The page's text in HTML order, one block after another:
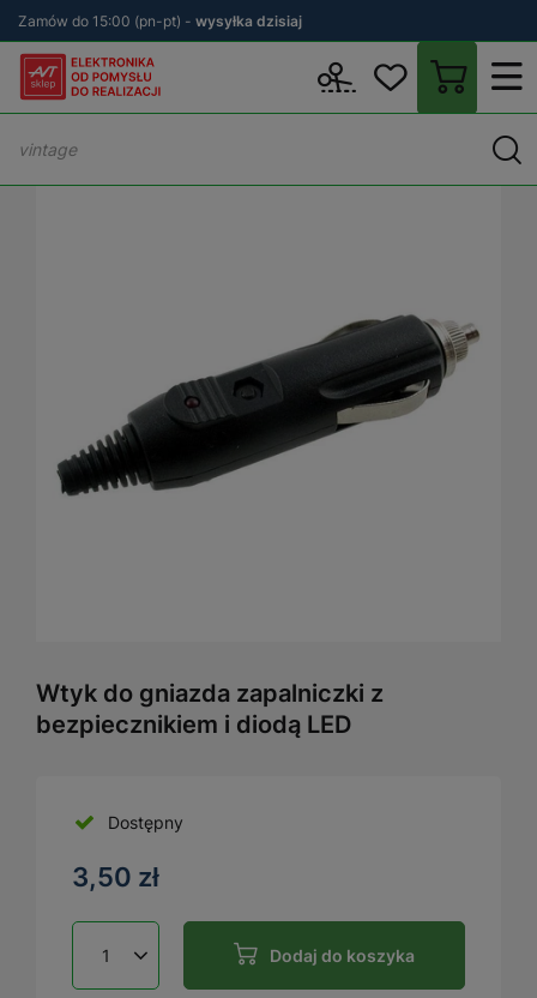
Zamów do 15:00 (pn-pt) - wysyłka dzisiaj
Zasilanie w samochodzie
Wtyk do gniazda zapalniczki z
bezpiecznikiem i diodą LED
Dostępny
3,50 zł
Dodaj do koszyka